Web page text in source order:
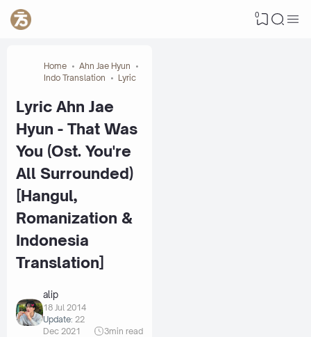
0
Home
Ahn Jae Hyun
Indo Translation
Lyric
Lyric Ahn Jae
Hyun - That Was
You (Ost. You're
All Surrounded)
[Hangul,
Romanization &
Indonesia
Translation]
alip
18 Jul 2014
Update: 22
Dec 2021
3min read